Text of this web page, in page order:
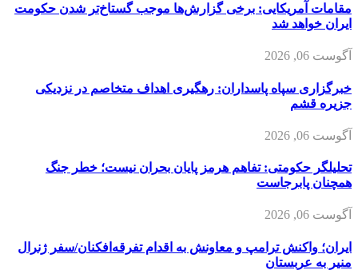
مقامات آمریکایی: برخی گزارش‌ها موجب گستاخ‌تر شدن حکومت
ایران خواهد شد
آگوست 06, 2026
خبرگزاری سپاه پاسداران: رهگیری اهداف متخاصم در نزدیکی
جزیره قشم
آگوست 06, 2026
تحلیلگر حکومتی: تفاهم هرمز پایان بحران نیست؛ خطر جنگ
همچنان پابرجاست
آگوست 06, 2026
ایران؛ واکنش ترامپ و معاونش به اقدام تفرقه‌افکنان/سفر ژنرال
منیر به عربستان